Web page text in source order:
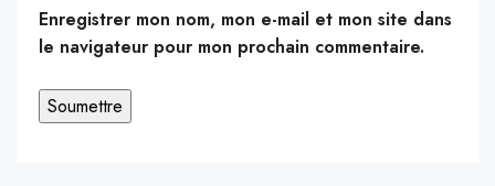
Enregistrer mon nom, mon e-mail et mon site dans
le navigateur pour mon prochain commentaire.